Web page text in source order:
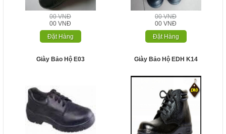
00 VNĐ
00 VNĐ
Đặt Hàng
00 VNĐ
00 VNĐ
Đặt Hàng
Giày Bảo Hộ E03 Giày Bảo Hộ EDH K14